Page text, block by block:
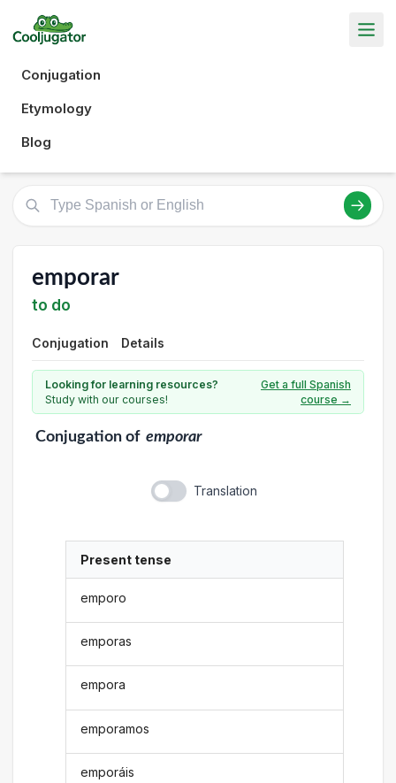
Conjugation
Etymology
Blog
emporar
to do
Conjugation Details
Looking for learning resources?
Study with our courses!
Get a full Spanish
course →
Conjugationof emporar
Translation
Present tense
emporo
emporas
empora
emporamos
emporáis